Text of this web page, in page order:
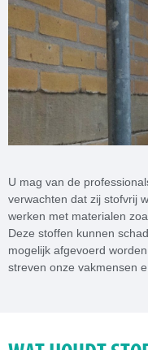
U mag van de
verwachten dat zij stofvrij
werken met materialen
Deze stoffen kunnen
mogelijk afgevoerd
streven onze vakmensen